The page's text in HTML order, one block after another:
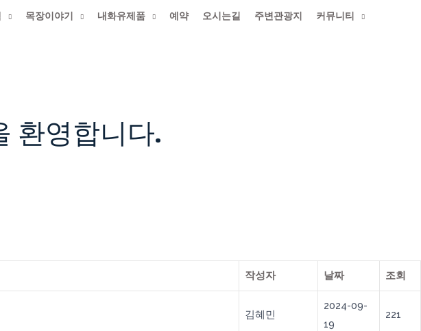
목장이야기 내화유제품 예약 오시는길 주변관광지 커뮤니티
환영합니다.
작성자 날짜 조회
김혜민
2024-09-
19
221
사용금지 크롬다운로드